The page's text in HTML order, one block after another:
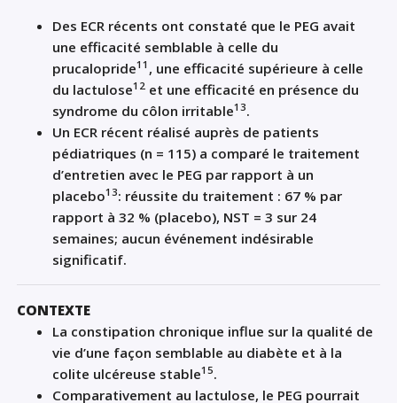
Des ECR récents ont constaté que le PEG avait
une efficacité semblable à celle du
prucalopride11 , une efficacité supérieure à celle
du lactulose12 et une efficacité en présence du
syndrome du côlon irritable13.
Un ECR récent réalisé auprès de patients
pédiatriques (n = 115) a comparé le traitement
d’entretien avec le PEG par rapport à un
placebo13: réussite du traitement : 67 % par
rapport à 32 % (placebo), NST = 3 sur 24
semaines; aucun événement indésirable
significatif.
CONTEXTE
La constipation chronique influe sur la qualité de
vie d’une façon semblable au diabète et à la
colite ulcéreuse stable15.
Comparativement au lactulose, le PEG pourrait